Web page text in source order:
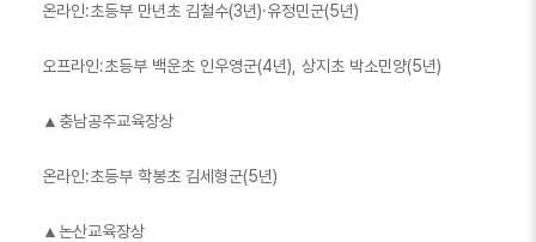
온라인:초등부 만년초 김철수(3년)·유정민군(5년)
오프라인:초등부 백운초 인우영군(4년), 상지초 박소민양(5년)
▲충남공주교육장상
온라인:초등부 학봉초 김세형군(5년)
▲논산교육장상